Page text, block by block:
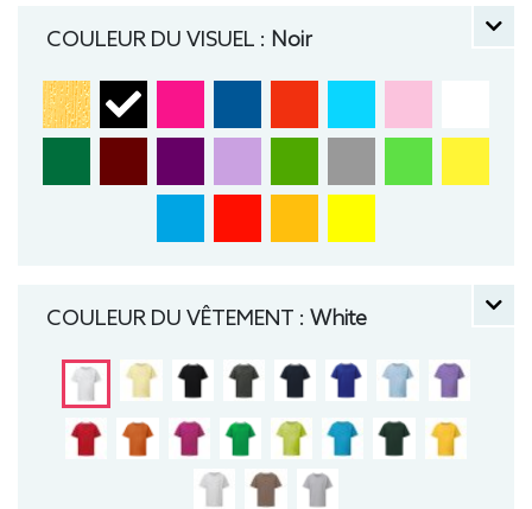
l'ourlet, Coutures latérales, Coupe moderne. Tee-
COULEUR DU VISUEL : Noir
COULEUR DU VÊTEMENT : White